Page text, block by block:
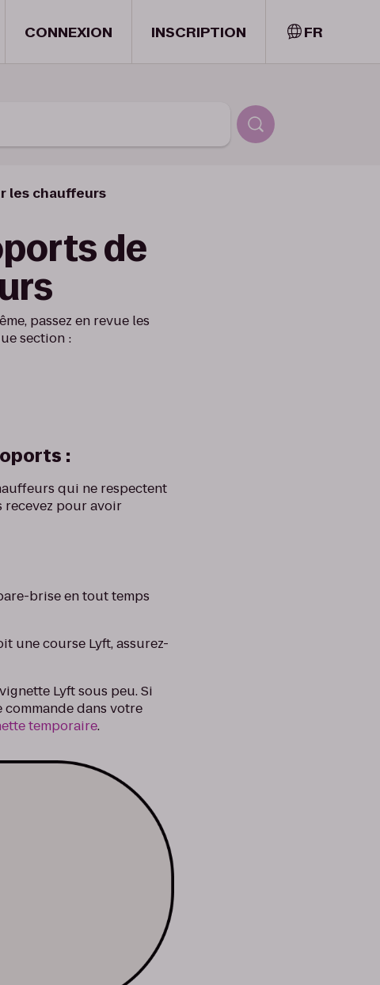
CONNEXION INSCRIPTION FR
les chauffeurs
de
passez en revue les
section :
:
qui ne respectent
recevez pour avoir
brise en tout temps
une course Lyft, assurez-
Lyft sous peu. Si
commande dans votre
temporaire.